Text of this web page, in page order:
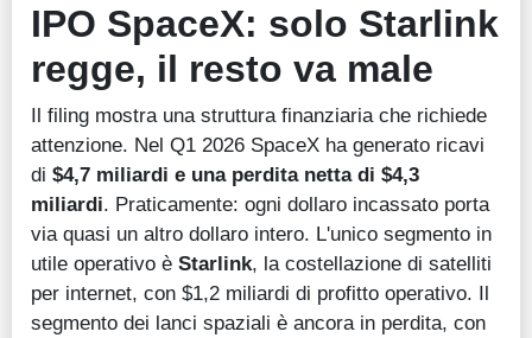
IPO SpaceX: solo Starlink
regge, il resto va male
Il filing mostra una struttura finanziaria che richiede
attenzione. Nel Q1 2026 SpaceX ha generato ricavi
di $4,7 miliardi e una perdita netta di $4,3
miliardi. Praticamente: ogni dollaro incassato porta
via quasi un altro dollaro intero. L'unico segmento in
utile operativo è Starlink, la costellazione di satelliti
per internet, con $1,2 miliardi di profitto operativo. Il
segmento dei lanci spaziali è ancora in perdita, con